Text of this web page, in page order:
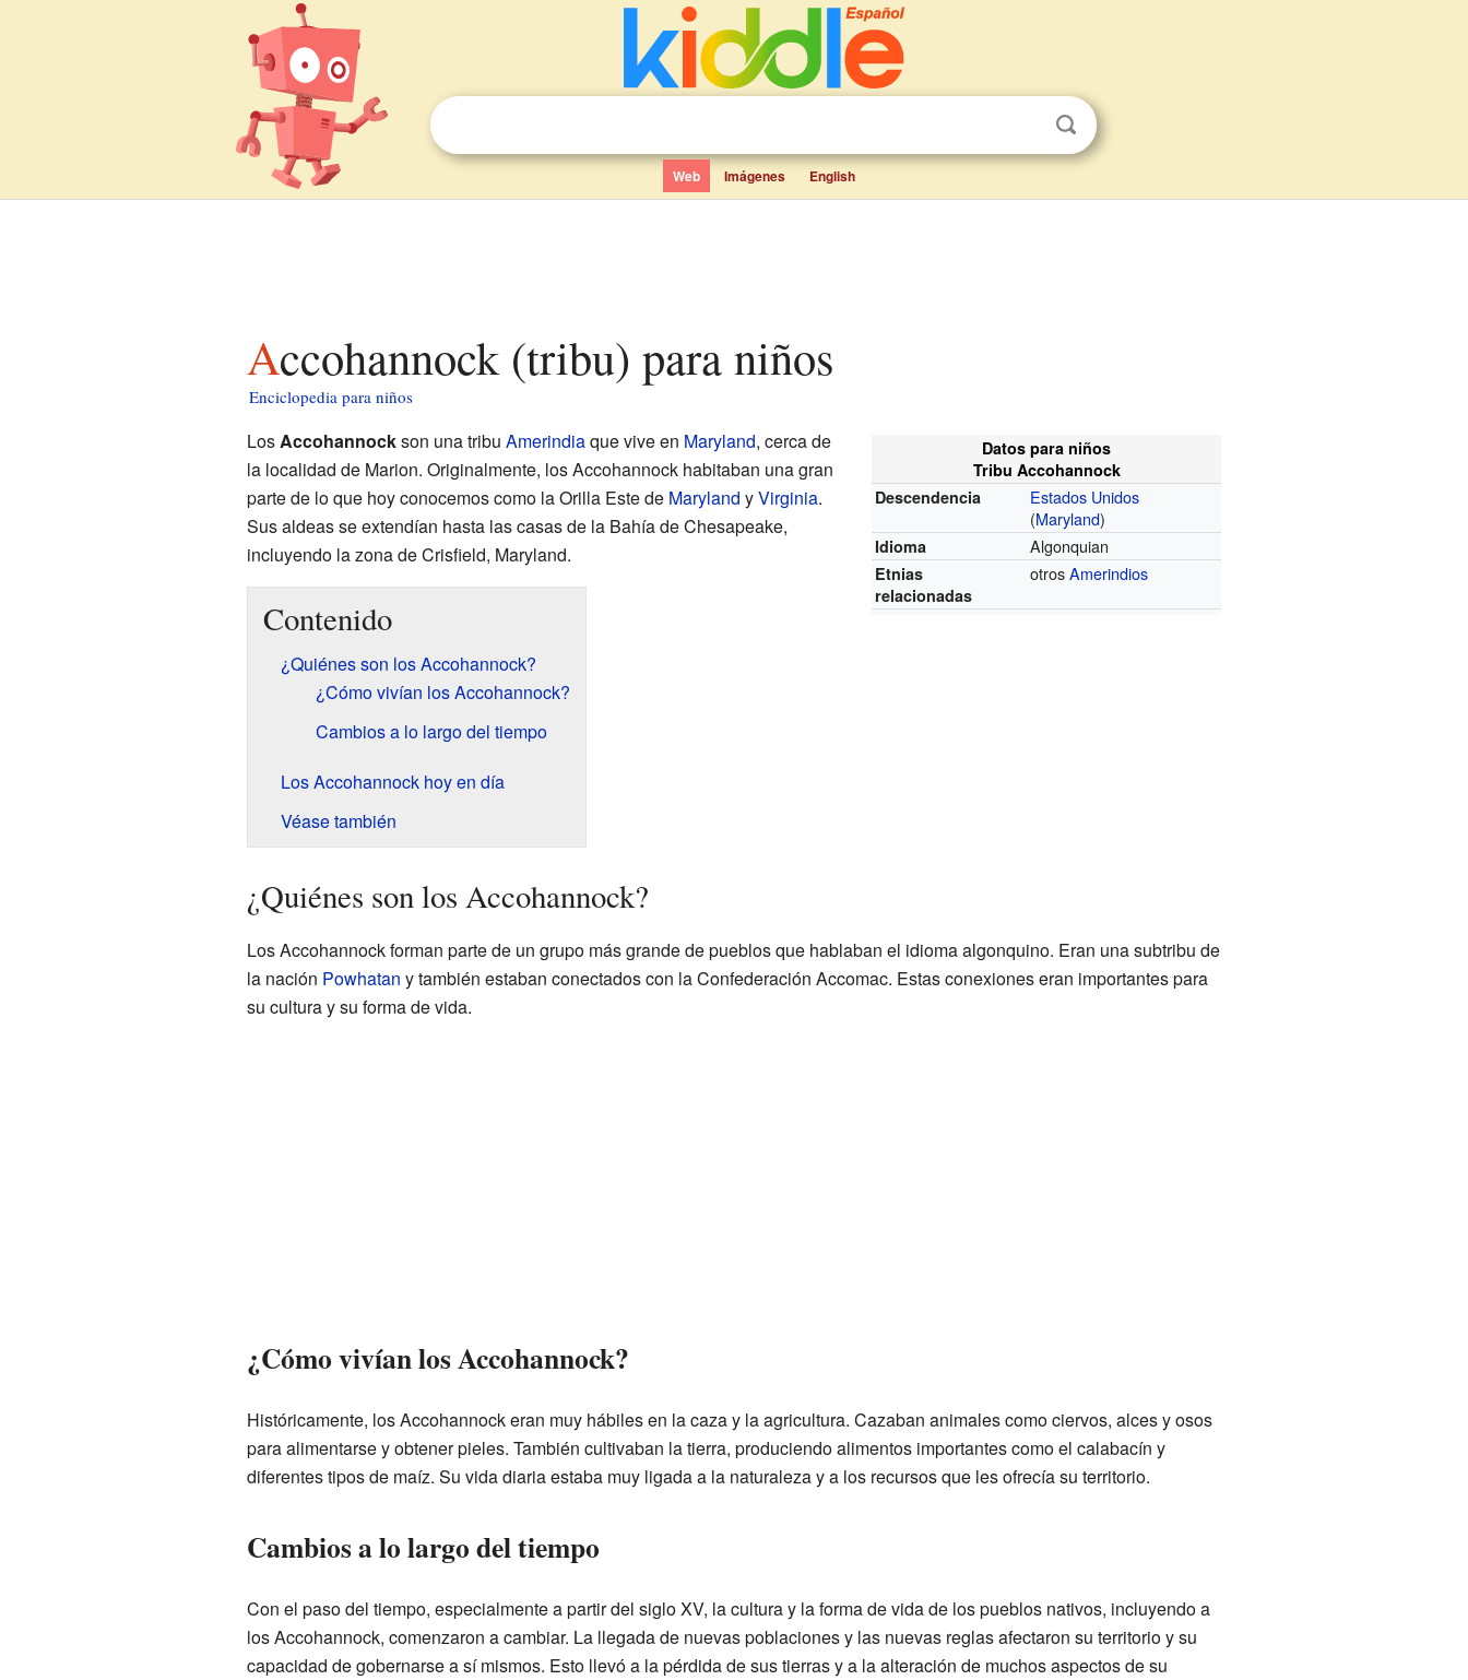
Web Imágenes English
Accohannock (tribu) para niños
Enciclopedia para niños
Datos para niños
Tribu Accohannock
Descendencia
Estados Unidos
(Maryland)
Idioma Algonquian
Etnias
relacionadas
otrosAmerindios
LosAccohannockson una tribu Amerindiaque vive en Maryland, cerca de
la localidad de Marion. Originalmente, los Accohannock habitaban una gran
parte de lo que hoy conocemos como la Orilla Este de Maryland yVirginia.
Sus aldeas se extendían hasta las casas de la Bahía de Chesapeake,
incluyendo la zona de Crisfield, Maryland.
Contenido
¿Quiénes son los Accohannock?
¿Cómo vivían los Accohannock?
Cambios a lo largo del tiempo
Los Accohannock hoy en día
Véase también
¿Quiénes son los Accohannock?
Los Accohannock forman parte de un grupo más grande de pueblos que hablaban el idioma algonquino. Eran una subtribu de
la nación Powhatan y también estaban conectados con la Confederación Accomac. Estas conexiones eran importantes para
su cultura y su forma de vida.
¿Cómo vivían los Accohannock?
Históricamente, los Accohannock eran muy hábiles en la caza y la agricultura. Cazaban animales como ciervos, alces y osos
para alimentarse y obtener pieles. También cultivaban la tierra, produciendo alimentos importantes como el calabacín y
diferentes tipos de maíz. Su vida diaria estaba muy ligada a la naturaleza y a los recursos que les ofrecía su territorio.
Cambios a lo largo del tiempo
Con el paso del tiempo, especialmente a partir del siglo XV, la cultura y la forma de vida de los pueblos nativos, incluyendo a
los Accohannock, comenzaron a cambiar. La llegada de nuevas poblaciones y las nuevas reglas afectaron su territorio y su
capacidad de gobernarse a sí mismos. Esto llevó a la pérdida de sus tierras y a la alteración de muchos aspectos de su